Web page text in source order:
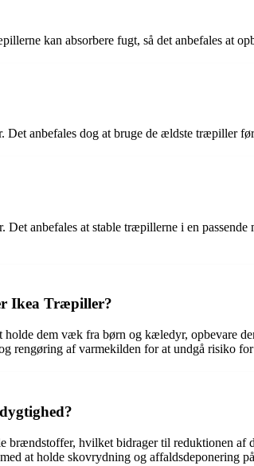
kan absorbere fugt, så det anbefales at
anbefales dog at bruge de ældste træpiller
anbefales at stable træpillerne i en
Ikea Træpiller?
dem væk fra børn og kæledyr, opbevare
rengøring af varmekilden for at undgå risiko
hvilket bidrager til reduktionen af
at holde skovrydning og affaldsdeponering